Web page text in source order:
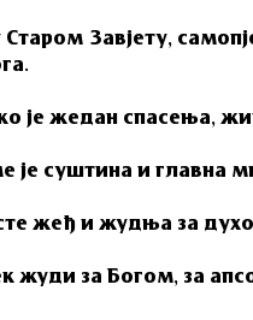
Старом Завјету,
је жедан спасења,
је суштина и главна
жеђ и жудња за
жуди за Богом, за